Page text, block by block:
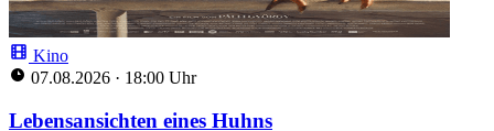
Kino
07.08.2026 · 18:00 Uhr
Lebensansichten eines Huhns